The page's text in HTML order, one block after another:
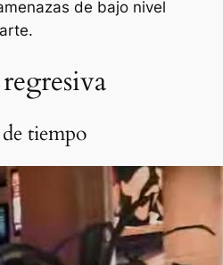
de bajo nivel
tiempo